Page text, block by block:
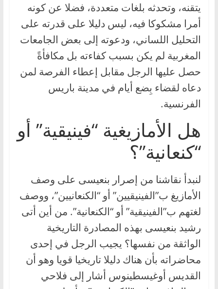
يتقنه، وتحدثه بلغات متعددة، فضلا عن كونه
أمرا مشكوكا فيه، ليس دليلا على قدرته على
التحليل اللساني، ودعوته إلى بعض الجامعات
المغربية لم يكن بسبب كفاءته بل مكافأةً
حصل عليها الرجل مقابل إعطاء الفرصة لمن
دعاه لقضاء بِضع أيام في مدينة باريس
الفرنسية.
هل الأمازيغية “فينيقية” أو
“كنعانية”؟
لنبدأ نقاشنا من إصرار بنعيسى على وصف
الأمازيغ ب”الفينيقيين” أو “الكنعانيين”، ووصف
لغتهم ب”الفينيقية” أو “الكنعانية”. من أين أتى
رشيد بنعيسى بهذه المصادرة التاريخية
الواثقة من نفسها؟ يجيب الرجل في إحدى
محاضراته بأن هناك دليلا تاريخيا قويا وهو أن
القديس أوغيسطينوس أشار إلى فلاحي